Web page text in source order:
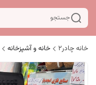
جستجو
خانه چادر۲ خانه و آشپزخانه